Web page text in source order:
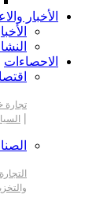
الأخبار
الاحصاءات
تجارة
|